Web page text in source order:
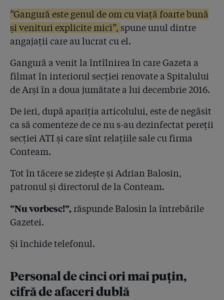
”Gangură este genul de om cu viață foarte bună
și venituri explicite mici”, spune unul dintre
angajații care au lucrat cu el.
Gangură a venit la întîlnirea în care Gazeta a
filmat în interiorul secției renovate a Spitalului
de Arși în a doua jumătate a lui decembrie 2016.
De ieri, după apariția articolului, este de negăsit
ca să comenteze de ce nu s-au dezinfectat pereții
secției ATI și care sînt relațiile sale cu firma
Conteam.
Tot în tăcere se zidește și Adrian Balosin,
patronul și directorul de la Conteam.
”Nu vorbesc!”, răspunde Balosin la întrebările
Gazetei.
Și închide telefonul.
Personal de cinci ori mai puțin,
cifră de afaceri dublă